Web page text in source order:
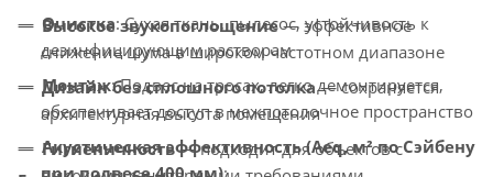
Очистка: Сухая ткань, пылесос, устойчивость к
дезинфицирующим растворам
Монтаж: Подвес на тросах, легко демонтируется,
обеспечивает доступ в межпотолочное пространство
Акустическая эффективность (Aeq, м² по Сэйбену
при подвесе 400 мм):
Высокое звукопоглощение— эффективное
снижение шума в широком частотном диапазоне
Дизайн без сплошного потолка— сохраняется
архитектурная высота помещения
Гигиеничность— подходит для объектов с